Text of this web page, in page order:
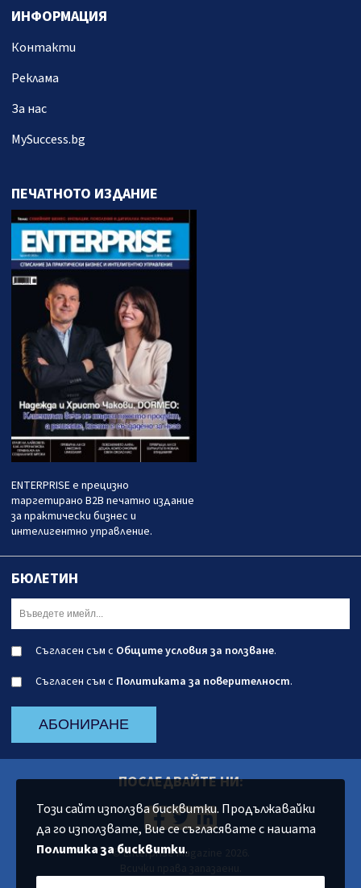
ИНФОРМАЦИЯ
Контакти
Реклама
За нас
MySuccess.bg
ПЕЧАТНОТО ИЗДАНИЕ
ENTERPRISE е прецизно
таргетирано B2B печатно издание
за практически бизнес и
интелигентно управление.
БЮЛЕТИН
Съгласен съм с Общите условия за ползване.
Съгласен съм с Политиката за поверителност.
АБОНИРАНЕ
ПОСЛЕДВАЙТЕ НИ:
© Enterprise Magazine 2026.
Този сайт използва бисквитки. Продължавайки
да го използвате, Вие се съгласявате с нашата
Политика за бисквитки.